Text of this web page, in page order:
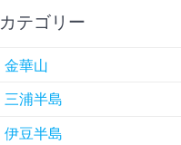
カテゴリー
金華山
三浦半島
伊豆半島